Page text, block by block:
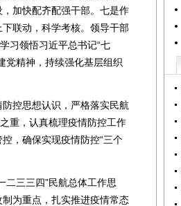
加快配齐配强干部。七是作
联动，科学考核。领导干部
习领悟习近平总书记“七
党精神，持续强化基层组织
控思想认识，严格落实民航
重，认真梳理疫情防控工作
，确保实现疫情防控“三个
三三四”民航总体工作思
为重点，扎实推进疫情常态